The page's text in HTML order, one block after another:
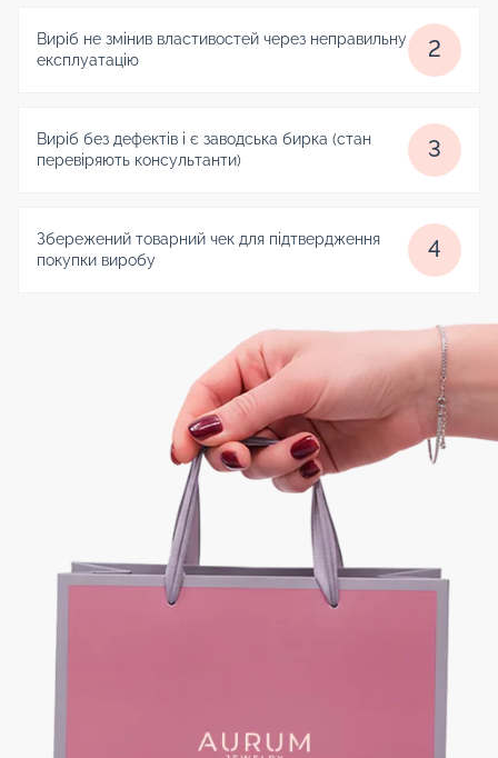
Виріб не змінив властивостей через неправильну
експлуатацію
2
Виріб без дефектів і є заводська бирка (стан
перевіряють консультанти)
3
Збережений товарний чек для підтвердження
покупки виробу
4